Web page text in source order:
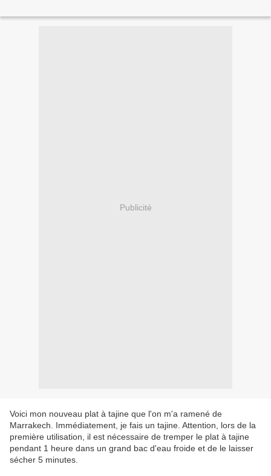
Publicité
Voici mon nouveau plat à tajine que l'on m'a ramené de
Marrakech. Immédiatement, je fais un tajine. Attention, lors de la
première utilisation, il est nécessaire de tremper le plat à tajine
pendant 1 heure dans un grand bac d'eau froide et de le laisser
sécher 5 minutes.